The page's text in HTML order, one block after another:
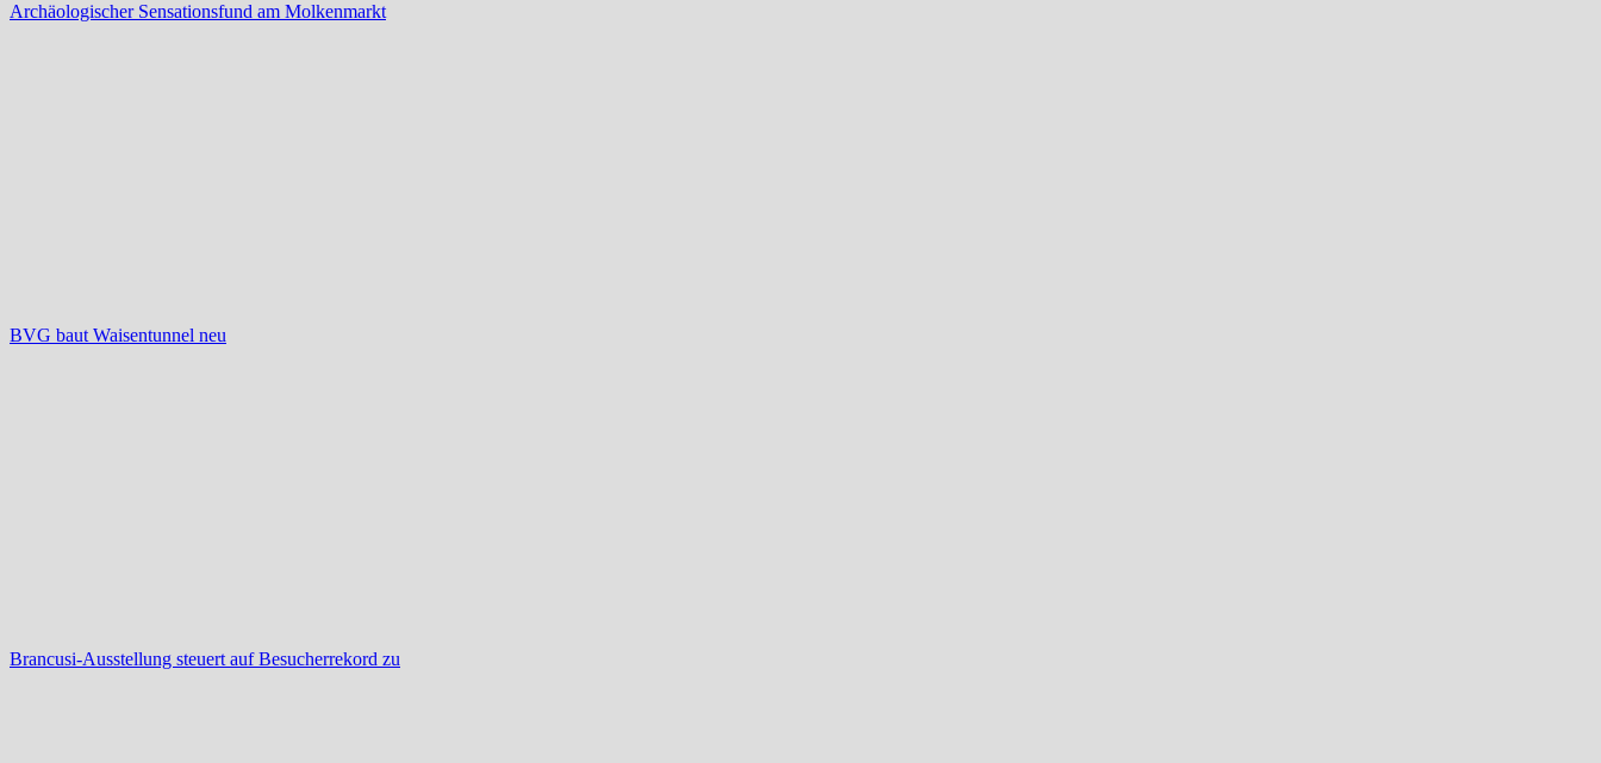
Archäologischer Sensationsfund am Molkenmarkt
BVG baut Waisentunnel neu
Brancusi-Ausstellung steuert auf Besucherrekord zu